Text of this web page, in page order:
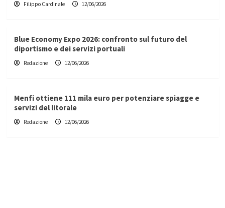
Filippo Cardinale 12/06/2026
Blue Economy Expo 2026: confronto sul futuro del
diportismo e dei servizi portuali
Redazione 12/06/2026
Menfi ottiene 111 mila euro per potenziare spiagge e
servizi del litorale
Redazione 12/06/2026